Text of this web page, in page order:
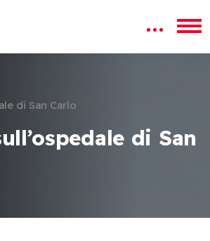
di San Carlo
di San